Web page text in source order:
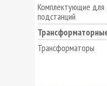
Комплектующие для
подстанций
Трансформаторы